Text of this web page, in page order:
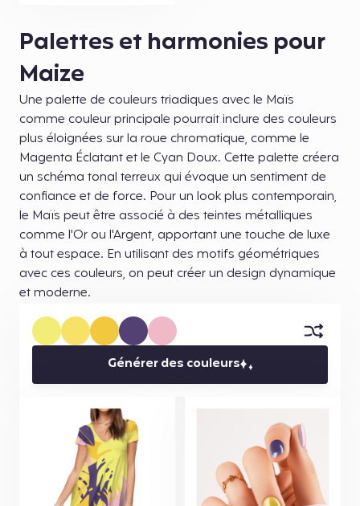
Palettes et harmonies pour
Maize
Une palette de couleurs triadiques avec le Maïs
comme couleur principale pourrait inclure des couleurs
plus éloignées sur la roue chromatique, comme le
Magenta Éclatant et le Cyan Doux. Cette palette créera
un schéma tonal terreux qui évoque un sentiment de
confiance et de force. Pour un look plus contemporain,
le Maïs peut être associé à des teintes métalliques
comme l'Or ou l'Argent, apportant une touche de luxe
à tout espace. En utilisant des motifs géométriques
avec ces couleurs, on peut créer un design dynamique
et moderne.
Générer des couleurs